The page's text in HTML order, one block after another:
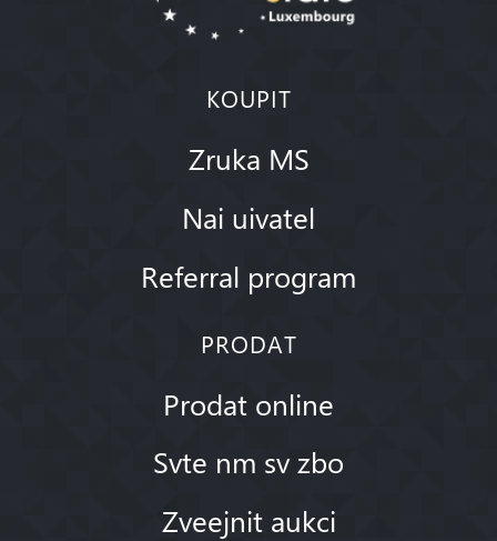
KOUPIT
Zruka MS
Nai uivatel
Referral program
PRODAT
Prodat online
Svte nm sv zbo
Zveejnit aukci